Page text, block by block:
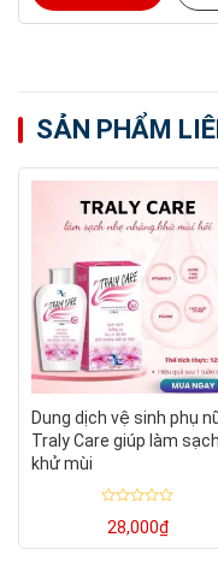
SẢN PHẨM
Dung dịch vệ sinh phụ
Traly Care giúp làm
khử mùi
Được
xếp
hạng
28,000₫